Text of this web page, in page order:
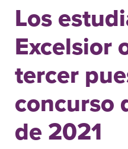
Los
Excelsior
tercer
concurso
de 2021